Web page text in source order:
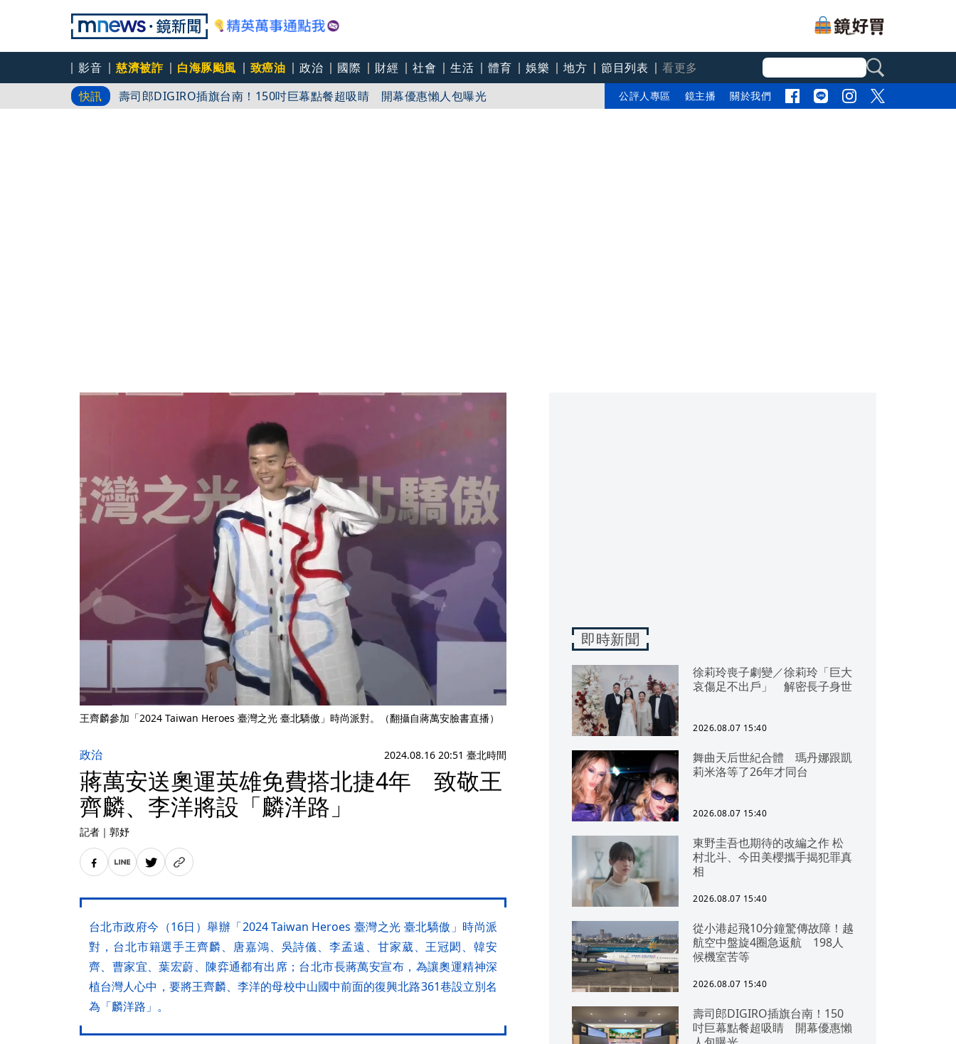
影音 慈濟被詐 白海豚颱風 致癌油 政治 國際 財經 社會 生活 體育 娛樂 地方 節目列表
看更多
快訊
壽司郎DIGIRO插旗台南！150吋巨幕點餐超吸睛 開幕優惠懶人包曝光
中颱白海豚逼近 台電動員逾7千人防颱！視風雨啟動跨區支援機制
公評人專區 鏡主播 關於我們
王齊麟參加「2024 Taiwan Heroes 臺灣之光 臺北驕傲」時尚派對。（翻攝自蔣萬安臉書直播）
政治 2024.08.16 20:51 臺北時間
蔣萬安送奧運英雄免費搭北捷4年 致敬王
齊麟、李洋將設「麟洋路」
記者 ｜ 郭妤
台北市政府今（16日）舉辦「2024 Taiwan Heroes 臺灣之光 臺北驕傲」時尚派
對，台北市籍選手王齊麟、唐嘉鴻、吳詩儀、李孟遠、甘家葳、王冠閎、韓安
齊、曹家宜、葉宏蔚、陳弈通都有出席；台北市長蔣萬安宣布，為讓奧運精神深
植台灣人心中，要將王齊麟、李洋的母校中山國中前面的復興北路361巷設立別名
為「麟洋路」。
即時新聞
徐莉玲喪子劇變／徐莉玲「巨大
哀傷足不出戶」 解密長子身世
2026.08.07 15:40
舞曲天后世紀合體 瑪丹娜跟凱
莉米洛等了26年才同台
2026.08.07 15:40
東野圭吾也期待的改編之作 松
村北斗、今田美櫻攜手揭犯罪真
相
2026.08.07 15:40
從小港起飛10分鐘驚傳故障！越
航空中盤旋4圈急返航 198人
候機室苦等
2026.08.07 15:40
壽司郎DIGIRO插旗台南！150
吋巨幕點餐超吸睛 開幕優惠懶